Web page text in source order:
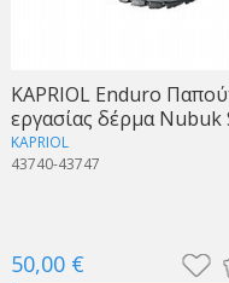
KAPRIOL Enduro
εργασίας δέρμα Nubuk
KAPRIOL
43740-43747
50,00 €